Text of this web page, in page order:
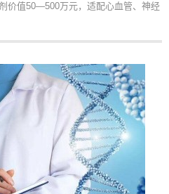
价值50—500万元，适配心血管、神经